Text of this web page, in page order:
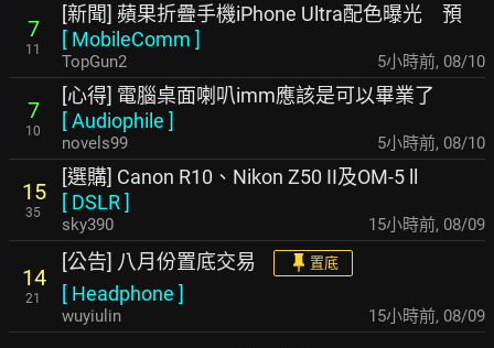
7
11
[新聞] 蘋果折疊手機iPhone Ultra配色曝光 預
[ MobileComm ]
TopGun2 5小時前, 08/10
7
10
[心得] 電腦桌面喇叭imm應該是可以畢業了
[Audiophile ]
novels99 5小時前, 08/10
15
35
[選購] Canon R10、Nikon Z50 II及OM-5 ll
[ DSLR]
sky390 15小時前, 08/09
14
21
[公告] 八月份置底交易 置底
[ Headphone ]
wuyiulin 15小時前, 08/09